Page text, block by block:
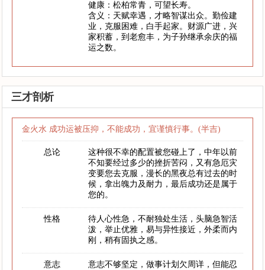
健康：松柏常青，可望长寿。
含义：天赋幸遇，才略智谋出众。勤俭建
业，克服困难，白手起家。财源广进，兴
家积蓄，到老愈丰，为子孙继承余庆的福
运之数。
三才剖析
金火水 成功运被压抑，不能成功，宜谨慎行事。(半吉)
总论
这种很不幸的配置被您碰上了，中年以前
不知要经过多少的挫折苦闷，又有急厄灾
变要您去克服，漫长的黑夜总有过去的时
候，拿出魄力及耐力，最后成功还是属于
您的。
性格
待人心性急，不耐独处生活，头脑急智活
泼，举止优雅，易与异性接近，外柔而内
刚，稍有固执之感。
意志
意志不够坚定，做事计划欠周详，但能忍